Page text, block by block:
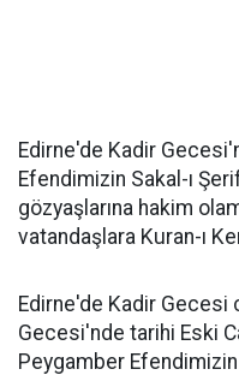
Edirne'de Kadir
Efendimizin Sakal-ı
gözyaşlarına hakim
vatandaşlara Kuran-ı
Edirne'de Kadir
Gecesi'nde tarihi Eski
Peygamber